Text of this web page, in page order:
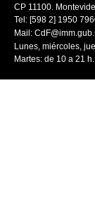
CP 11100.
Tel: [598 2] 1950
Mail:
Lunes, miércoles,
Martes: de 10 a 21